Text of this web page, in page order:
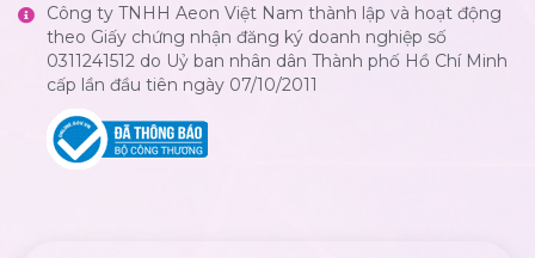
Công ty TNHH Aeon Việt Nam thành lập và hoạt động
theo Giấy chứng nhận đăng ký doanh nghiệp số
0311241512 do Uỷ ban nhân dân Thành phố Hồ Chí Minh
cấp lần đầu tiên ngày 07/10/2011